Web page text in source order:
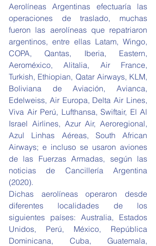
Aerolíneas Argentinas efectuaría las
operaciones de traslado, muchas
fueron las aerolíneas que repatriaron
argentinos, entre ellas Latam, Wingo,
COPA, Qantas, Iberia, Eastern,
Aeroméxico, Alitalia, Air France,
Turkish, Ethiopian, Qatar Airways, KLM,
Boliviana de Aviación, Avianca,
Edelweiss, Air Europa, Delta Air Lines,
Viva Air Perú, Lufthansa, Swiftair, El Al
Israel Airlines, Azur Air, Aeroregional,
Azul Linhas Aéreas, South African
Airways; e incluso se usaron aviones
de las Fuerzas Armadas, según las
noticias de Cancillería Argentina
(2020).
Dichas aerolíneas operaron desde
diferentes localidades de los
siguientes países: Australia, Estados
Unidos, Perú, México, República
Dominicana, Cuba, Guatemala,